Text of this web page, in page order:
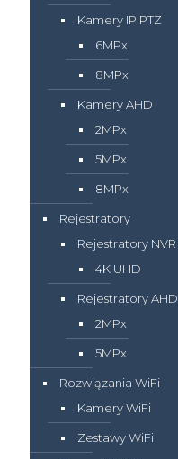
Kamery IP PTZ
6MPx
8MPx
Kamery AHD
2MPx
5MPx
8MPx
Rejestratory
Rejestratory NVR
4K UHD
Rejestratory AHD
2MPx
5MPx
Rozwiązania WiFi
Kamery WiFi
Zestawy WiFi